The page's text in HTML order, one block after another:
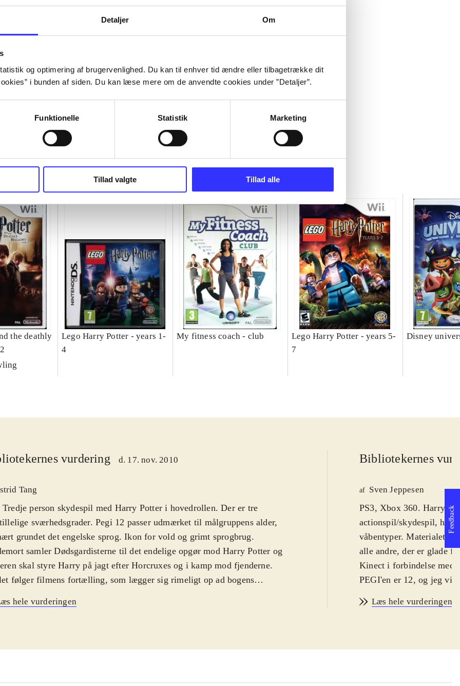
Detaljer Om
og optimering af brugervenlighed. Du kan til enhver tid ændre eller tilbagetrække dit
i bunden af siden. Du kan læse mere om de anvendte cookies under ”Detaljer”.
Funktionelle Statistik Marketing
Tillad valgte Tillad alle
the deathly
Lego Harry Potter - years 1-
4
My fitness coach - club
Lego Harry Potter - years 5-
7
Disney
vurdering d. 17. nov. 2010
Tang
person skydespil med Harry Potter i hovedrollen. Der er tre
sværhedsgrader. Pegi 12 passer udmærket til målgruppens alder,
grundet det engelske sprog. Ikon for vold og grimt sprogbrug.
samler Dødsgardisterne til det endelige opgør mod Harry Potter og
skal styre Harry på jagt efter Horcruxes og i kamp mod fjenderne.
følger filmens fortælling, som lægger sig rimeligt op ad bogens
fortalt eller forklaret i spillet. Skulle der være en enkelt person derude, der
man skal snige sig rundt. Spilleren sigter og skyder med wiimoten og
og der, hvor Harry skal snige sig af sted under
hele vurderingen
Bibliotekernes
af Sven Jeppesen
PS3, Xbox 360. Harry
actionspil/skydespil,
våbentyper. Materialet
alle andre, der er glade
Kinect i forbindelse med
PEGI'en er 12, og jeg vil
trygge skolemiljø efter
"Stupefy!". I både Xbox
spillere ikke foregå via
Læs hele vurderingen
Feedback